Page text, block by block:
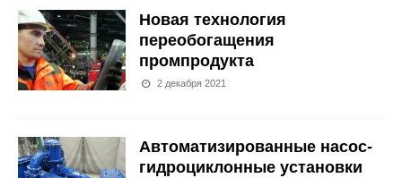
Новая технология
переобогащения
промпродукта
2 декабря 2021
Автоматизированные насос-
гидроциклонные установки